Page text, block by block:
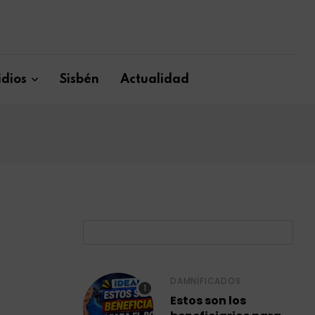
Sisbén Actualidad
DAMNIFICADOS
Estos son los